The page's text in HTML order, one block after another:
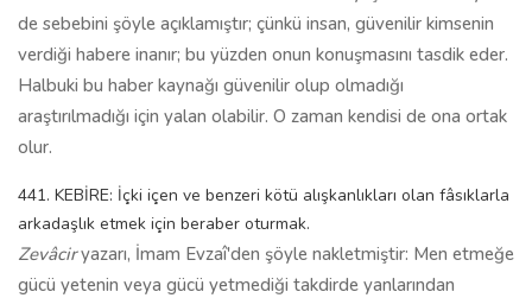
de sebebini şöyle açıklamıştır; çünkü insan, güvenilir kimsenin
verdiği habere inanır; bu yüzden onun konuşmasını tasdik eder.
Halbuki bu haber kaynağı güvenilir olup olmadığı
araştırılmadığı için yalan olabilir. O zaman kendisi de ona ortak
olur.
441. KEBİRE: İçki içen ve benzeri kötü alışkanlıkları olan fâsıklarla
arkadaşlık etmek için beraber oturmak.
Zevâciryazarı, İmam Evzaî'den şöyle nakletmiştir: Men etmeğe
gücü yetenin veya gücü yetmediği takdirde yanlarından